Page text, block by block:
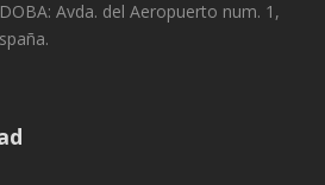
Avda. del Aeropuerto num. 1,